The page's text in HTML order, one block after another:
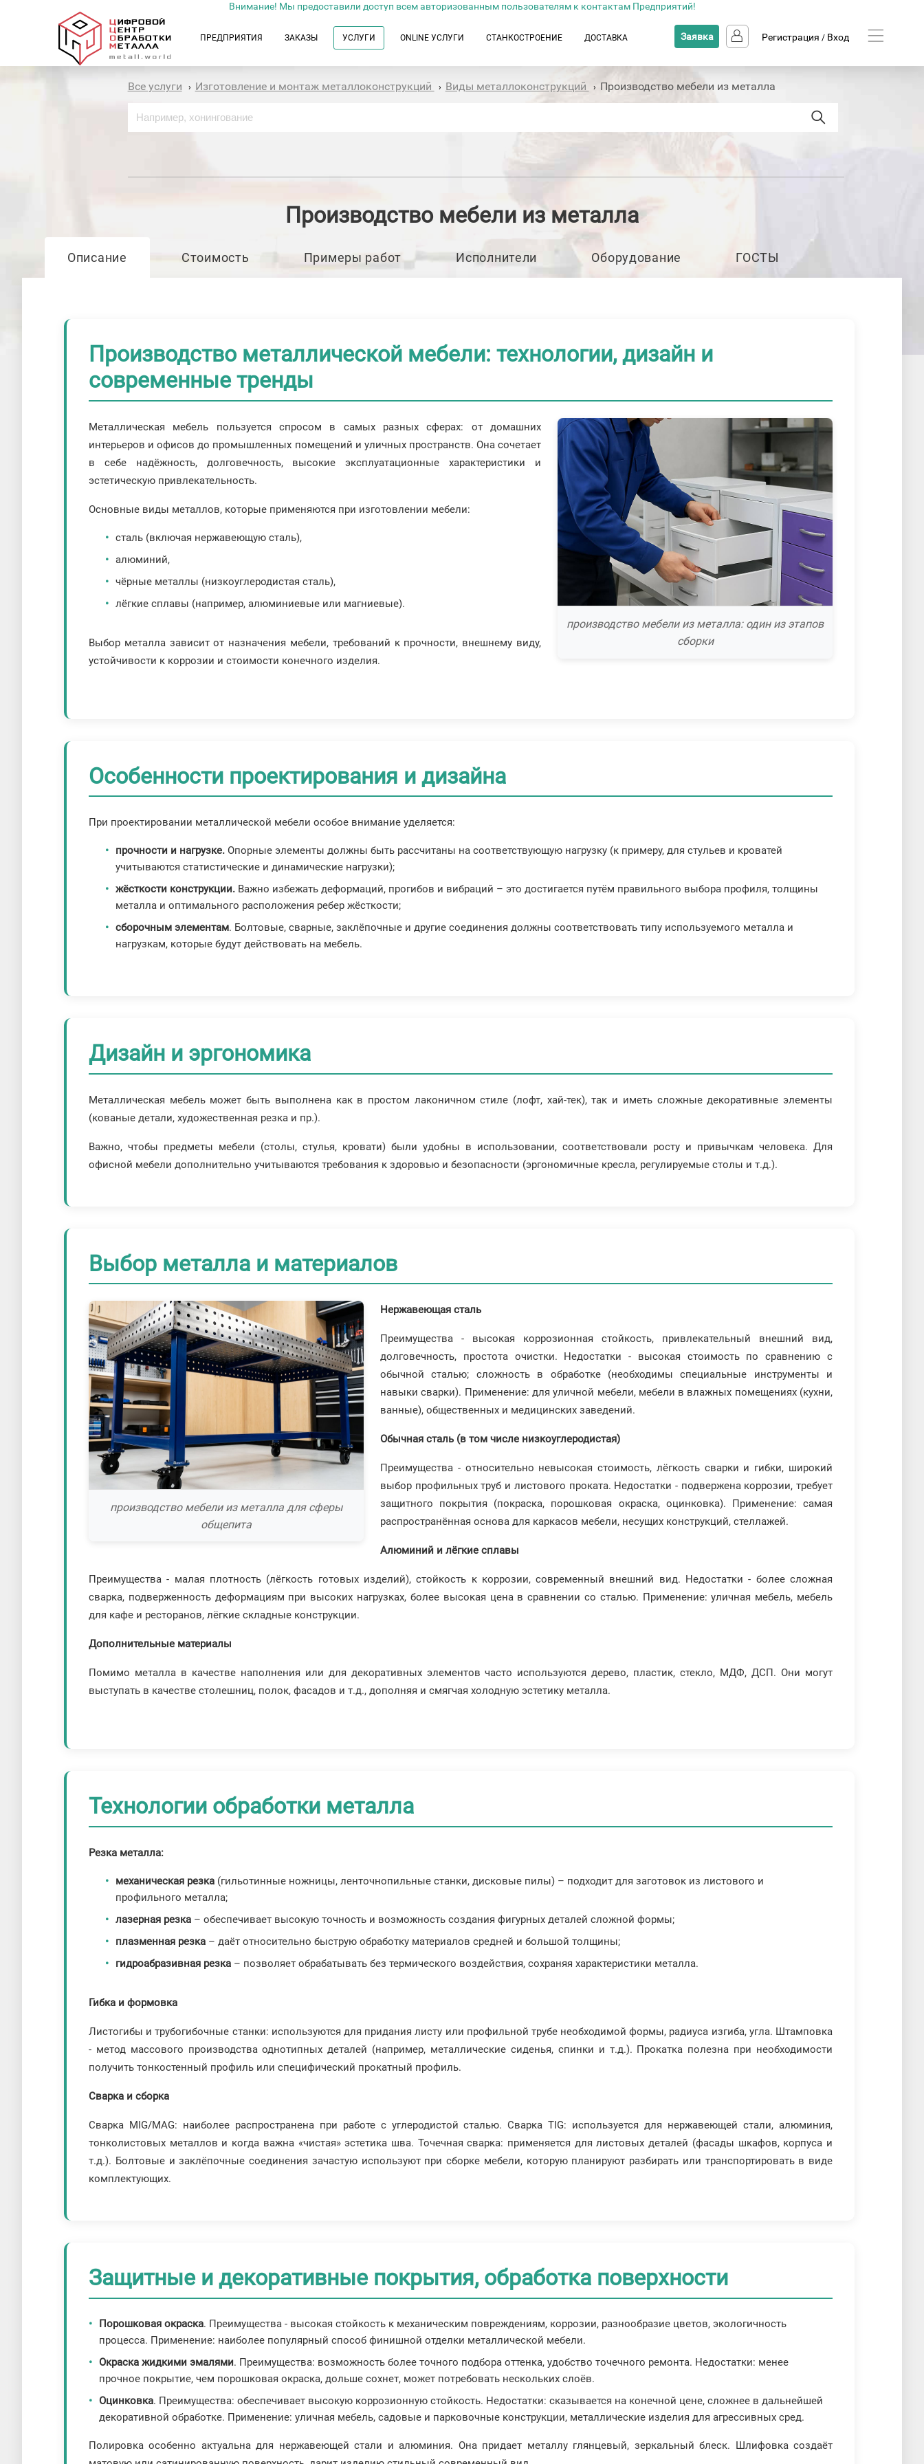
Внимание! Мы предоставили доступ всем авторизованным пользователям к контактам Предприятий!
ПРЕДПРИЯТИЯ ЗАКАЗЫ УСЛУГИ ONLINE УСЛУГИ СТАНКОСТРОЕНИЕ ДОСТАВКА Заявка Регистрация / Вход
Все услуги › Изготовление и монтаж металлоконструкций › Виды металлоконструкций › Производство мебели из металла
Производство мебели из металла
Описание Стоимость Примеры работ Исполнители Оборудование ГОСТЫ
Производство металлической мебели: технологии, дизайн и
современные тренды
производство мебели из металла: один из этапов
сборки
Металлическая мебель пользуется спросом в самых разных сферах: от домашних
интерьеров и офисов до промышленных помещений и уличных пространств. Она сочетает
в себе надёжность, долговечность, высокие эксплуатационные характеристики и
эстетическую привлекательность.
Основные виды металлов, которые применяются при изготовлении мебели:
сталь (включая нержавеющую сталь),
алюминий,
чёрные металлы (низкоуглеродистая сталь),
лёгкие сплавы (например, алюминиевые или магниевые).
Выбор металла зависит от назначения мебели, требований к прочности, внешнему виду,
устойчивости к коррозии и стоимости конечного изделия.
Особенности проектирования и дизайна
При проектировании металлической мебели особое внимание уделяется:
прочности и нагрузке. Опорные элементы должны быть рассчитаны на соответствующую нагрузку (к примеру, для стульев и кроватей
учитываются статистические и динамические нагрузки);
жёсткости конструкции. Важно избежать деформаций, прогибов и вибраций – это достигается путём правильного выбора профиля, толщины
металла и оптимального расположения ребер жёсткости;
сборочным элементам. Болтовые, сварные, заклёпочные и другие соединения должны соответствовать типу используемого металла и
нагрузкам, которые будут действовать на мебель.
Дизайн и эргономика
Металлическая мебель может быть выполнена как в простом лаконичном стиле (лофт, хай-тек), так и иметь сложные декоративные элементы
(кованые детали, художественная резка и пр.).
Важно, чтобы предметы мебели (столы, стулья, кровати) были удобны в использовании, соответствовали росту и привычкам человека. Для
офисной мебели дополнительно учитываются требования к здоровью и безопасности (эргономичные кресла, регулируемые столы и т.д.).
Выбор металла и материалов
производство мебели из металла для сферы
общепита
Нержавеющая сталь
Преимущества - высокая коррозионная стойкость, привлекательный внешний вид,
долговечность, простота очистки. Недостатки - высокая стоимость по сравнению с
обычной сталью; сложность в обработке (необходимы специальные инструменты и
навыки сварки). Применение: для уличной мебели, мебели в влажных помещениях (кухни,
ванные), общественных и медицинских заведений.
Обычная сталь (в том числе низкоуглеродистая)
Преимущества - относительно невысокая стоимость, лёгкость сварки и гибки, широкий
выбор профильных труб и листового проката. Недостатки - подвержена коррозии, требует
защитного покрытия (покраска, порошковая окраска, оцинковка). Применение: самая
распространённая основа для каркасов мебели, несущих конструкций, стеллажей.
Алюминий и лёгкие сплавы
Преимущества - малая плотность (лёгкость готовых изделий), стойкость к коррозии, современный внешний вид. Недостатки - более сложная
сварка, подверженность деформациям при высоких нагрузках, более высокая цена в сравнении со сталью. Применение: уличная мебель, мебель
для кафе и ресторанов, лёгкие складные конструкции.
Дополнительные материалы
Помимо металла в качестве наполнения или для декоративных элементов часто используются дерево, пластик, стекло, МДФ, ДСП. Они могут
выступать в качестве столешниц, полок, фасадов и т.д., дополняя и смягчая холодную эстетику металла.
Технологии обработки металла
Резка металла:
механическая резка (гильотинные ножницы, ленточнопильные станки, дисковые пилы) – подходит для заготовок из листового и
профильного металла;
лазерная резка – обеспечивает высокую точность и возможность создания фигурных деталей сложной формы;
плазменная резка – даёт относительно быструю обработку материалов средней и большой толщины;
гидроабразивная резка – позволяет обрабатывать без термического воздействия, сохраняя характеристики металла.
Гибка и формовка
Листогибы и трубогибочные станки: используются для придания листу или профильной трубе необходимой формы, радиуса изгиба, угла. Штамповка
- метод массового производства однотипных деталей (например, металлические сиденья, спинки и т.д.). Прокатка полезна при необходимости
получить тонкостенный профиль или специфический прокатный профиль.
Сварка и сборка
Сварка MIG/MAG: наиболее распространена при работе с углеродистой сталью. Сварка TIG: используется для нержавеющей стали, алюминия,
тонколистовых металлов и когда важна «чистая» эстетика шва. Точечная сварка: применяется для листовых деталей (фасады шкафов, корпуса и
т.д.). Болтовые и заклёпочные соединения зачастую используют при сборке мебели, которую планируют разбирать или транспортировать в виде
комплектующих.
Защитные и декоративные покрытия, обработка поверхности
Порошковая окраска. Преимущества - высокая стойкость к механическим повреждениям, коррозии, разнообразие цветов, экологичность
процесса. Применение: наиболее популярный способ финишной отделки металлической мебели.
Окраска жидкими эмалями. Преимущества: возможность более точного подбора оттенка, удобство точечного ремонта. Недостатки: менее
прочное покрытие, чем порошковая окраска, дольше сохнет, может потребовать нескольких слоёв.
Оцинковка. Преимущества: обеспечивает высокую коррозионную стойкость. Недостатки: сказывается на конечной цене, сложнее в дальнейшей
декоративной обработке. Применение: уличная мебель, садовые и парковочные конструкции, металлические изделия для агрессивных сред.
Полировка особенно актуальна для нержавеющей стали и алюминия. Она придает металлу глянцевый, зеркальный блеск. Шлифовка создаёт